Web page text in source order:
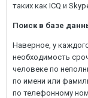
таких как ICQ и
Поиск в базе
Наверное, у
необходимость
человеке по
по имени или
по телефонному